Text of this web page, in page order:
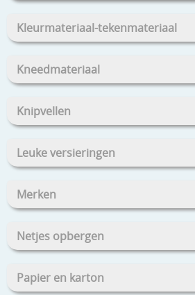
Kleurmateriaal-tekenmateriaal
Kneedmateriaal
Knipvellen
Leuke versieringen
Merken
Netjes opbergen
Papier en karton